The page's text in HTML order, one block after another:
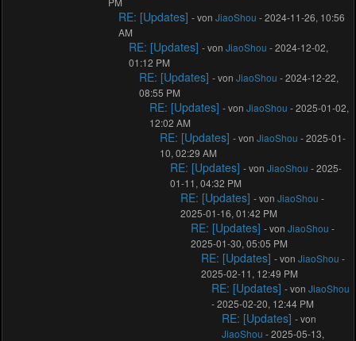
RE: [Updates] - vonJiaoShou - 2024-11-26, 10:56
AM
RE: [Updates] - vonJiaoShou - 2024-12-02,
01:12 PM
RE: [Updates] - vonJiaoShou - 2024-12-22,
08:55 PM
RE: [Updates] - vonJiaoShou - 2025-01-02,
12:02 AM
RE: [Updates] - vonJiaoShou - 2025-01-
10, 02:29 AM
RE: [Updates] - vonJiaoShou - 2025-
01-11, 04:32 PM
RE: [Updates] - vonJiaoShou -
2025-01-16, 01:42 PM
RE: [Updates] - vonJiaoShou -
2025-01-30, 05:05 PM
RE: [Updates] - vonJiaoShou -
2025-02-11, 12:49 PM
RE: [Updates] - vonJiaoShou
- 2025-02-20, 12:44 PM
RE: [Updates] - von
JiaoShou - 2025-05-13,